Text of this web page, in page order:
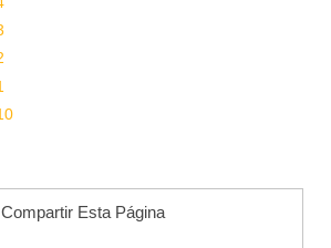
Compartir Esta Página